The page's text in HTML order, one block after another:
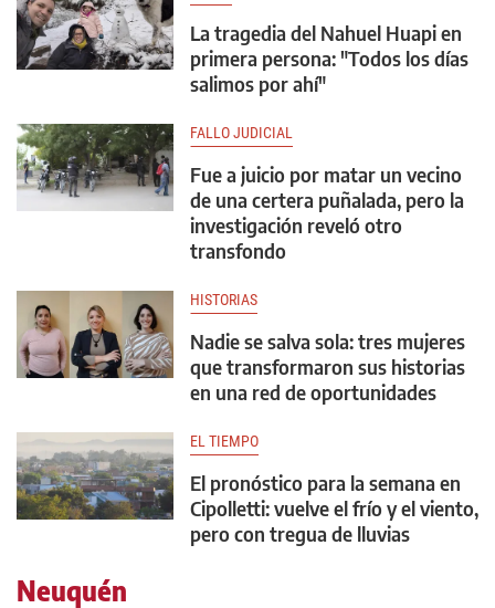
La tragedia del Nahuel Huapi en
primera persona: "Todos los días
salimos por ahí"
FALLO JUDICIAL
Fue a juicio por matar un vecino
de una certera puñalada, pero la
investigación reveló otro
transfondo
HISTORIAS
Nadie se salva sola: tres mujeres
que transformaron sus historias
en una red de oportunidades
EL TIEMPO
El pronóstico para la semana en
Cipolletti: vuelve el frío y el viento,
pero con tregua de lluvias
Neuquén